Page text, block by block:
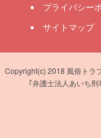
プライバシー
サイトマップ
Copyright(c) 2018 風俗トラ
｢弁護士法人あいち